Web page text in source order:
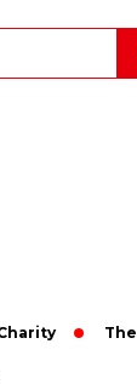
The Latest